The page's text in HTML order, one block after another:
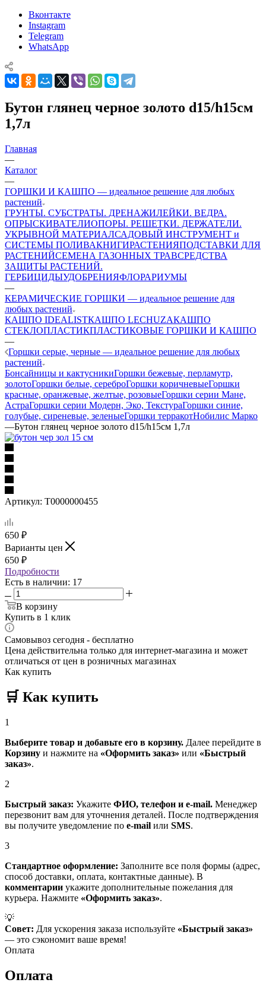
Вконтакте
Instagram
Telegram
WhatsApp
Бутон глянец черное золото d15/h15см
1,7л
Главная
—
Каталог
—
ГОРШКИ И КАШПО — идеальное решение для любых
растений
ГРУНТЫ. СУБСТРАТЫ. ДРЕНАЖИЛЕЙКИ. ВЕДРА.
ОПРЫСКИВАТЕЛИОПОРЫ. РЕШЕТКИ. ДЕРЖАТЕЛИ.
УКРЫВНОЙ МАТЕРИАЛСАДОВЫЙ ИНСТРУМЕНТ и
СИСТЕМЫ ПОЛИВАКНИГИРАСТЕНИЯПОДСТАВКИ ДЛЯ
РАСТЕНИЙСЕМЕНА ГАЗОННЫХ ТРАВСРЕДСТВА
ЗАЩИТЫ РАСТЕНИЙ.
ГЕРБИЦИДЫУДОБРЕНИЯФЛОРАРИУМЫ
—
КЕРАМИЧЕСКИЕ ГОРШКИ — идеальное решение для
любых растений
КАШПО IDEALISTКАШПО LECHUZAКАШПО
СТЕКЛОПЛАСТИКПЛАСТИКОВЫЕ ГОРШКИ И КАШПО
—
Горшки серые, черные — идеальное решение для любых
растений
Бонсайницы и кактусникиГоршки бежевые, перламутр,
золотоГоршки белые, сереброГоршки коричневыеГоршки
красные, оранжевые, желтые, розовыеГоршки серии Мане,
АстраГоршки серии Модерн, Эко, ТекстураГоршки синие,
голубые, сиреневые, зеленыеГоршки терракотНобилис Марко
—Бутон глянец черное золото d15/h15см 1,7л
Артикул: Т0000000455
650 ₽
Варианты цен
650 ₽
Подробности
Есть в наличии: 17
В корзину
Купить в 1 клик
Самовывоз сегодня - бесплатно
Цена действительна только для интернет-магазина и может
отличаться от цен в розничных магазинах
Как купить
🛒 Как купить
1
Выберите товар и добавьте его в корзину. Далее перейдите в
Корзину и нажмите на «Оформить заказ» или «Быстрый
заказ».
2
Быстрый заказ: Укажите ФИО, телефон и e-mail. Менеджер
перезвонит вам для уточнения деталей. После подтверждения
вы получите уведомление по e-mail или SMS.
3
Стандартное оформление: Заполните все поля формы (адрес,
способ доставки, оплата, контактные данные). В
комментарии укажите дополнительные пожелания для
курьера. Нажмите «Оформить заказ».
💡
Совет: Для ускорения заказа используйте «Быстрый заказ»
— это сэкономит ваше время!
Оплата
Оплата